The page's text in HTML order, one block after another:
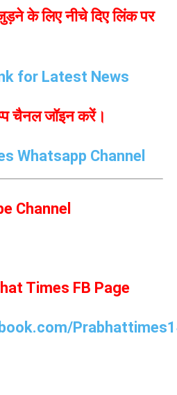
के लिए नीचे दिए लिंक पर
for Latest News
चैनल जॉइन करें।
Whatsapp Channel
Channel
Times FB Page